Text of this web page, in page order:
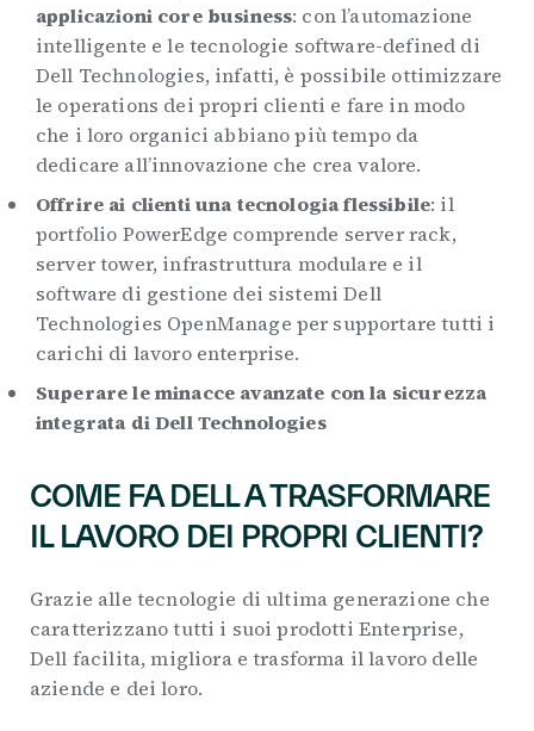
applicazioni core business: con l’automazione
intelligente e le tecnologie software-defined di
Dell Technologies, infatti, è possibile ottimizzare
le operations dei propri clienti e fare in modo
che i loro organici abbiano più tempo da
dedicare all’innovazione che crea valore.
Offrire ai clienti una tecnologia flessibile: il
portfolio PowerEdge comprende server rack,
server tower, infrastruttura modulare e il
software di gestione dei sistemi Dell
Technologies OpenManage per supportare tutti i
carichi di lavoro enterprise.
Superare le minacce avanzate con la sicurezza
integrata di Dell Technologies
COME FA DELL A TRASFORMARE
IL LAVORO DEI PROPRI CLIENTI?
Grazie alle tecnologie di ultima generazione che
caratterizzano tutti i suoi prodotti Enterprise,
Dell facilita, migliora e trasforma il lavoro delle
aziende e dei loro.